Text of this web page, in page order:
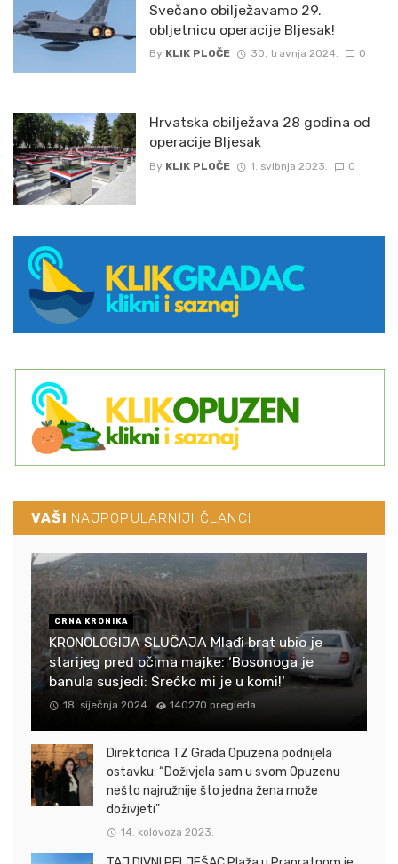
Svečano obilježavamo 29.
obljetnicu operacije Bljesak!
By KLIK PLOČE 30. travnja 2024. 0
Hrvatska obilježava 28 godina od
operacije Bljesak
By KLIK PLOČE 1. svibnja 2023. 0
VAŠI NAJPOPULARNIJI ČLANCI
CRNA KRONIKA
KRONOLOGIJA SLUČAJA Mlađi brat ubio je
starijeg pred očima majke: ‘Bosonoga je
banula susjedi: Srećko mi je u komi!‘
18. siječnja 2024. 140270 pregleda
Direktorica TZ Grada Opuzena podnijela
ostavku: “Doživjela sam u svom Opuzenu
nešto najružnije što jedna žena može
doživjeti”
14. kolovoza 2023.